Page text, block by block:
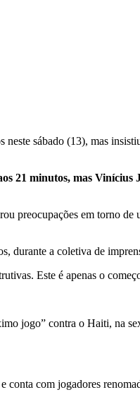
neste sábado (13), mas
21 minutos, mas
preocupações em torno de
durante a coletiva de
Este é apenas o
jogo” contra o Haiti, na
conta com jogadores